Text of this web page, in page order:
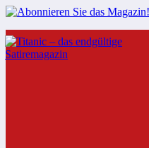
Zum
Inhalt
springen